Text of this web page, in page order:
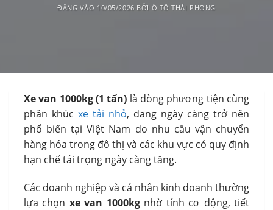
ĐĂNG VÀO 10/05/2026 BỞI Ô TÔ THÁI PHONG
Xe van 1000kg (1 tấn) là dòng phương tiện cùng
phân khúc xe tải nhỏ, đang ngày càng trở nên
phổ biến tại Việt Nam do nhu cầu vận chuyển
hàng hóa trong đô thị và các khu vực có quy định
hạn chế tải trọng ngày càng tăng.
Các doanh nghiệp và cá nhân kinh doanh thường
lựa chọn xe van 1000kgnhờ tính cơ động, tiết